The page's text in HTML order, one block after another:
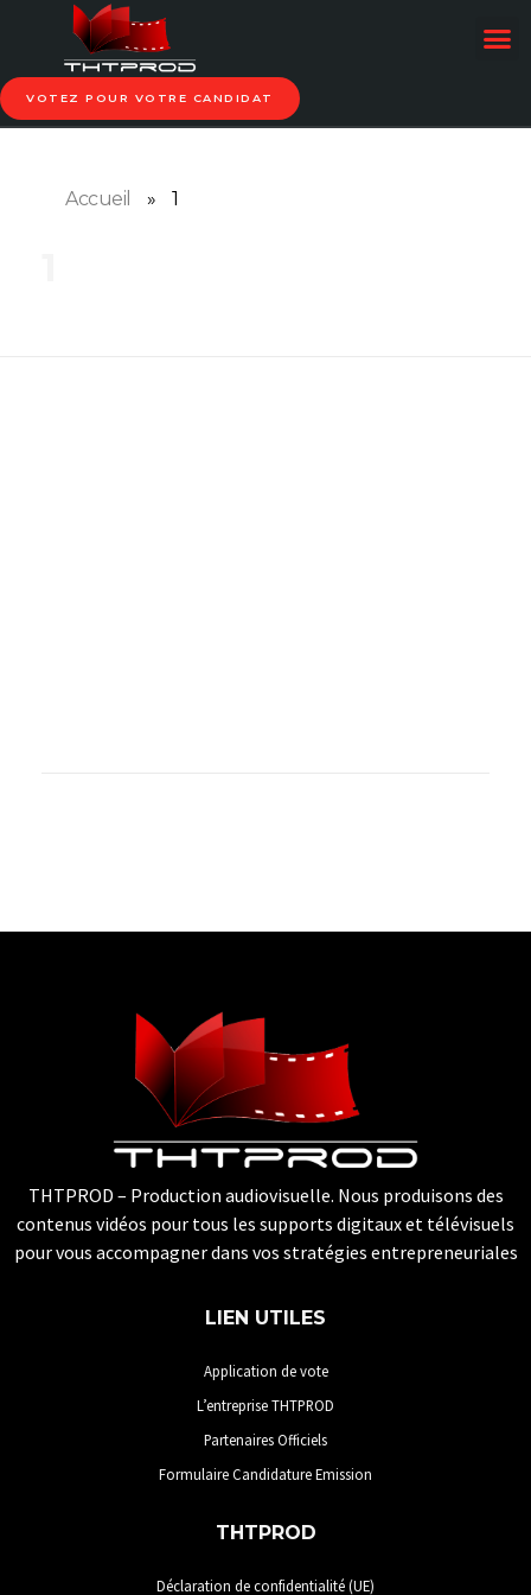
VOTEZ POUR VOTRE CANDIDAT
Accueil » 1
THTPROD – Production audiovisuelle. Nous produisons des
contenus vidéos pour tous les supports digitaux et télévisuels
pour vous accompagner dans vos stratégies entrepreneuriales
LIEN UTILES
Application de vote
L’entreprise THTPROD
Partenaires Officiels
Formulaire Candidature Emission
THTPROD
Déclaration de confidentialité (UE)